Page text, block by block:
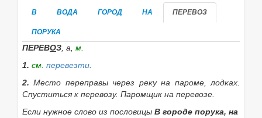
В ВОДА ГОРОД НА ПЕРЕВОЗ
ПОРУКА
ПЕРЕВОЗ, а, м.
1. см. перевезти.
2. Место переправы через реку на пароме, лодках.
Спуститься к перевозу. Паромщик на перевозе.
Если нужное слово из пословицы В городе порука, на